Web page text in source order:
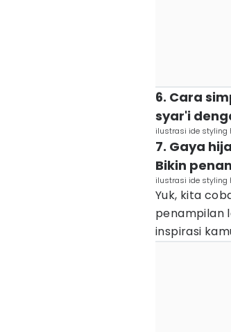
6. Cara
syar'i
ilustrasi ide styling
7. Gaya
Bikin
ilustrasi ide styling
Yuk, kita
penampilan
inspirasi